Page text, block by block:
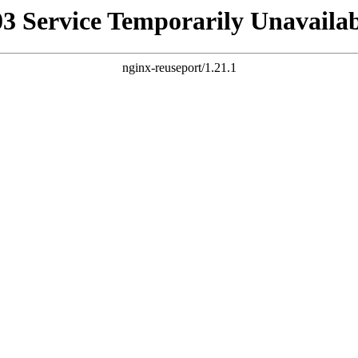
Service Temporarily
nginx-reuseport/1.21.1